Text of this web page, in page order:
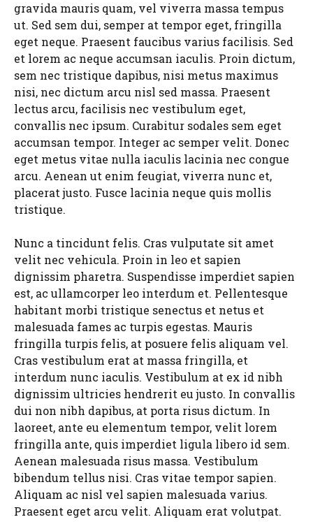
gravida mauris quam, vel viverra massa tempus
ut. Sed sem dui, semper at tempor eget, fringilla
eget neque. Praesent faucibus varius facilisis. Sed
et lorem ac neque accumsan iaculis. Proin dictum,
sem nec tristique dapibus, nisi metus maximus
nisi, nec dictum arcu nisl sed massa. Praesent
lectus arcu, facilisis nec vestibulum eget,
convallis nec ipsum. Curabitur sodales sem eget
accumsan tempor. Integer ac semper velit. Donec
eget metus vitae nulla iaculis lacinia nec congue
arcu. Aenean ut enim feugiat, viverra nunc et,
placerat justo. Fusce lacinia neque quis mollis
tristique.
Nunc a tincidunt felis. Cras vulputate sit amet
velit nec vehicula. Proin in leo et sapien
dignissim pharetra. Suspendisse imperdiet sapien
est, ac ullamcorper leo interdum et. Pellentesque
habitant morbi tristique senectus et netus et
malesuada fames ac turpis egestas. Mauris
fringilla turpis felis, at posuere felis aliquam vel.
Cras vestibulum erat at massa fringilla, et
interdum nunc iaculis. Vestibulum at ex id nibh
dignissim ultricies hendrerit eu justo. In convallis
dui non nibh dapibus, at porta risus dictum. In
laoreet, ante eu elementum tempor, velit lorem
fringilla ante, quis imperdiet ligula libero id sem.
Aenean malesuada risus massa. Vestibulum
bibendum tellus nisi. Cras vitae tempor sapien.
Aliquam ac nisl vel sapien malesuada varius.
Praesent eget arcu velit. Aliquam erat volutpat.